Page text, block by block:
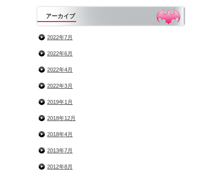
アーカイブ
2022年7月
2022年6月
2022年4月
2022年3月
2019年1月
2018年12月
2018年4月
2013年7月
2012年8月